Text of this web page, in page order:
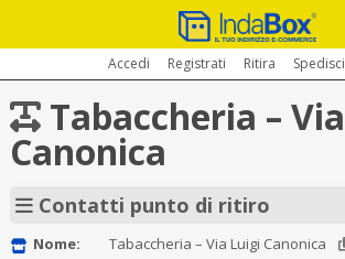
Accedi Registrati Ritira Spedisci
Tabaccheria –
Canonica
Contatti punto di ritiro
Nome:
Tabaccheria – Via Luigi Canonica